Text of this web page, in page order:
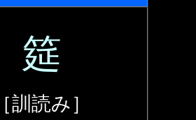
筵
［訓読み］